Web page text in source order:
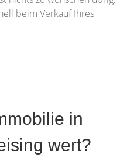
beim Verkauf Ihres
in
wert?